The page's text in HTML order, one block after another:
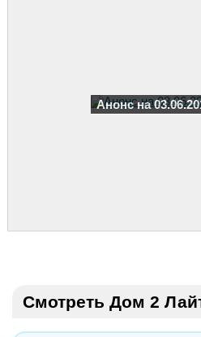
Анонс на
Смотреть Дом 2